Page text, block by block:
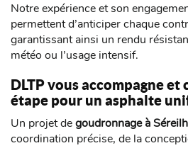
Notre expérience et son
permettent d’anticiper chaque
garantissant ainsi un rendu
météo ou l’usage intensif.
DLTP vous accompagne et
étape pour un asphalte
Un projet degoudronnage à
coordination précise, de la